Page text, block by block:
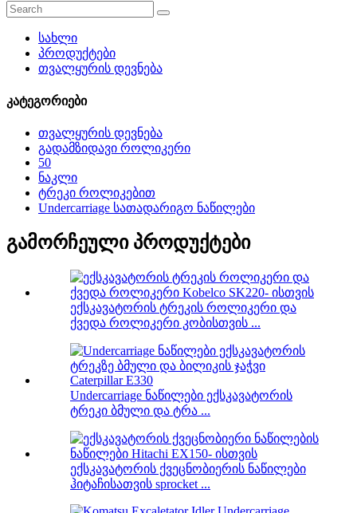
სახლი
პროდუქტები
თვალყურის დევნება
კატეგორიები
თვალყურის დევნება
გადამზიდავი როლიკერი
50
ნაკლი
ტრეკი როლიკებით
Undercarriage სათადარიგო ნაწილები
გამორჩეული პროდუქტები
ექსკავატორის ტრეკის როლიკერი და
ქვედა როლიკერი კობისთვის ...
Undercarriage ნაწილები ექსკავატორის
ტრეკი ბმული და ტრა ...
ექსკავატორის ქვეცნობიერის ნაწილები
ჰიტაჩისათვის sprocket ...